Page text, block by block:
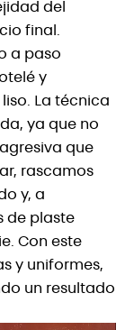
del
final.
a paso
y
La técnica
ya que no
que
rascamos
y, a
de plaste
Con este
y uniformes,
un resultado